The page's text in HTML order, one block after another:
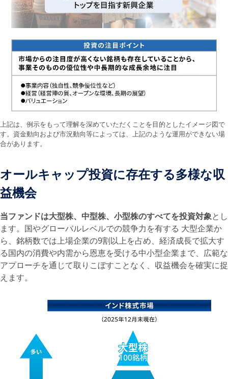
上記は、例示をもって理解を深めていただくことを目的としたイメージ図で
す。資金動向および市況動向等によっては、上記のような運用ができない場
合があります。
オールキャップ投資に存在する多様な収
益機会
当ファンドは大型株、中型株、小型株のすべてを投資対象とし
ます。国やグローバルレベルでの競争力を有する 大型企業か
ら、銘柄数では上場企業の9割以上を占め、経済成長で拡大す
る国内の消費や内需から恩恵を受ける中小型企業まで、広範な
アプローチを通じて取りこぼすことなく、収益機会を確実に捉
えます。